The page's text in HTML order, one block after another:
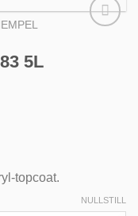
5L
topcoat.
NULLSTILL